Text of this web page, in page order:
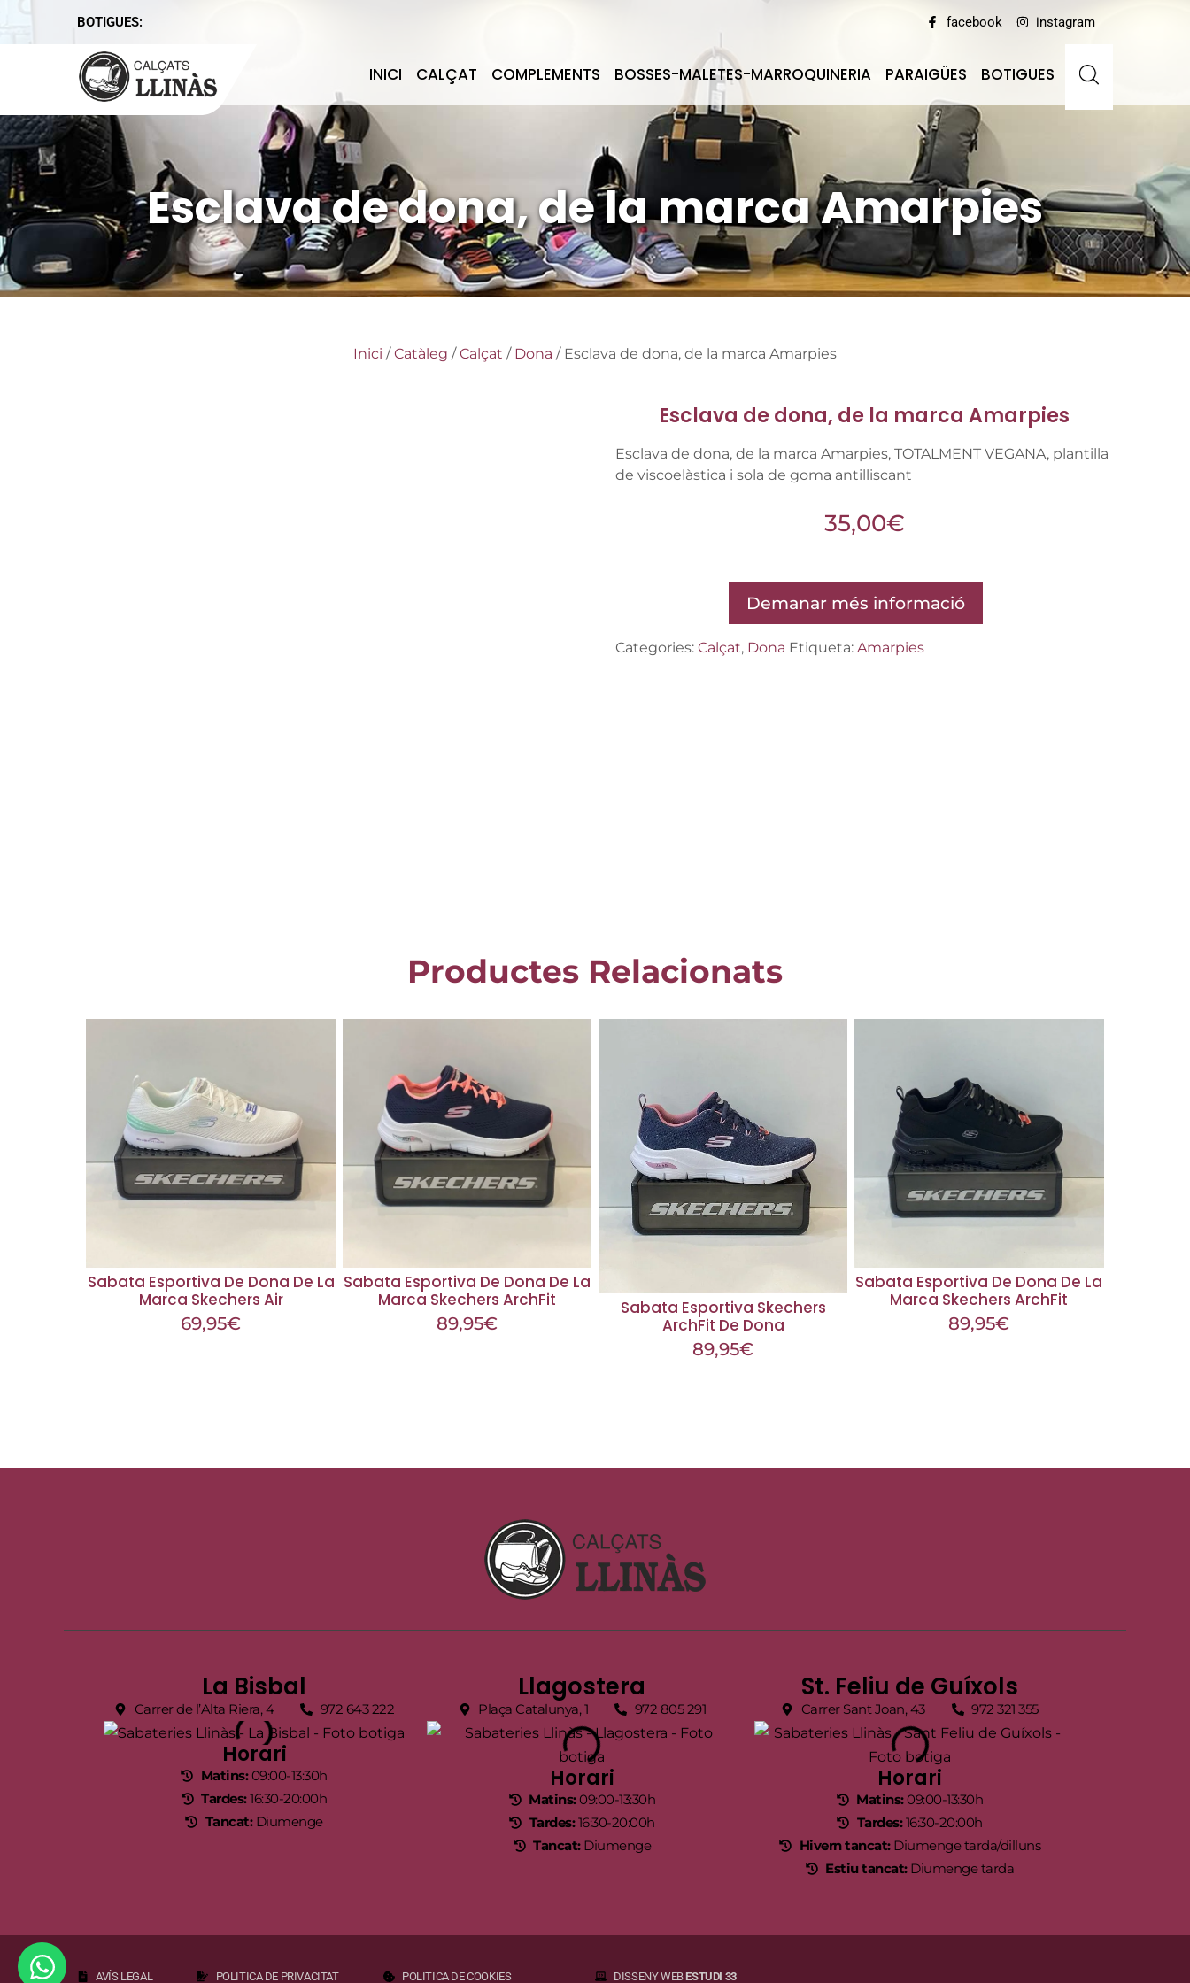
BOTIGUES: facebook instagram
INICI CALÇAT COMPLEMENTS BOSSES-MALETES-MARROQUINERIA PARAIGÜES BOTIGUES
Esclava de dona, de la marca Amarpies
Inici /Catàleg /Calçat / Dona / Esclava de dona, de la marca Amarpies
Esclava de dona, de la marca Amarpies
Esclava de dona, de la marca Amarpies, TOTALMENT VEGANA, plantilla
de viscoelàstica i sola de goma antilliscant
35,00€
Demanar més informació
Categories:Calçat, Dona Etiqueta:Amarpies
Productes Relacionats
Sabata Esportiva De Dona De La
Marca Skechers Air
69,95€
Sabata Esportiva De Dona De La
Marca Skechers ArchFit
89,95€
Sabata Esportiva Skechers
ArchFit De Dona
89,95€
Sabata Esportiva De Dona De La
Marca Skechers ArchFit
89,95€
La Bisbal
Carrer de l’Alta Riera, 4 972 643 222
Horari
Matins:09:00-13:30h
Tardes:16:30-20:00h
Tancat:Diumenge
Llagostera
Plaça Catalunya, 1 972 805 291
Horari
Matins:09:00-13:30h
Tardes:16:30-20:00h
Tancat:Diumenge
St. Feliu de Guíxols
Carrer Sant Joan, 43 972 321 355
Horari
Matins:09:00-13:30h
Tardes:16:30-20:00h
Hivern tancat:Diumenge tarda/dilluns
Estiu tancat:Diumenge tarda
AVÍS LEGAL POLITICA DE PRIVACITAT POLITICA DE COOKIES DISSENY WEBESTUDI 33